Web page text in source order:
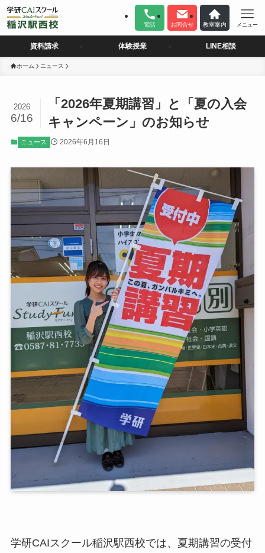
電話 お問合せ 教室案内 メニュー
資料請求 体験授業 LINE相談
ホーム ニュース
「2026年夏期講習」と「夏の入会
キャンペーン」のお知らせ
2026
6/16
ニュース 2026年6月16日
学研CAIスクール稲沢駅西校では、夏期講習の受付